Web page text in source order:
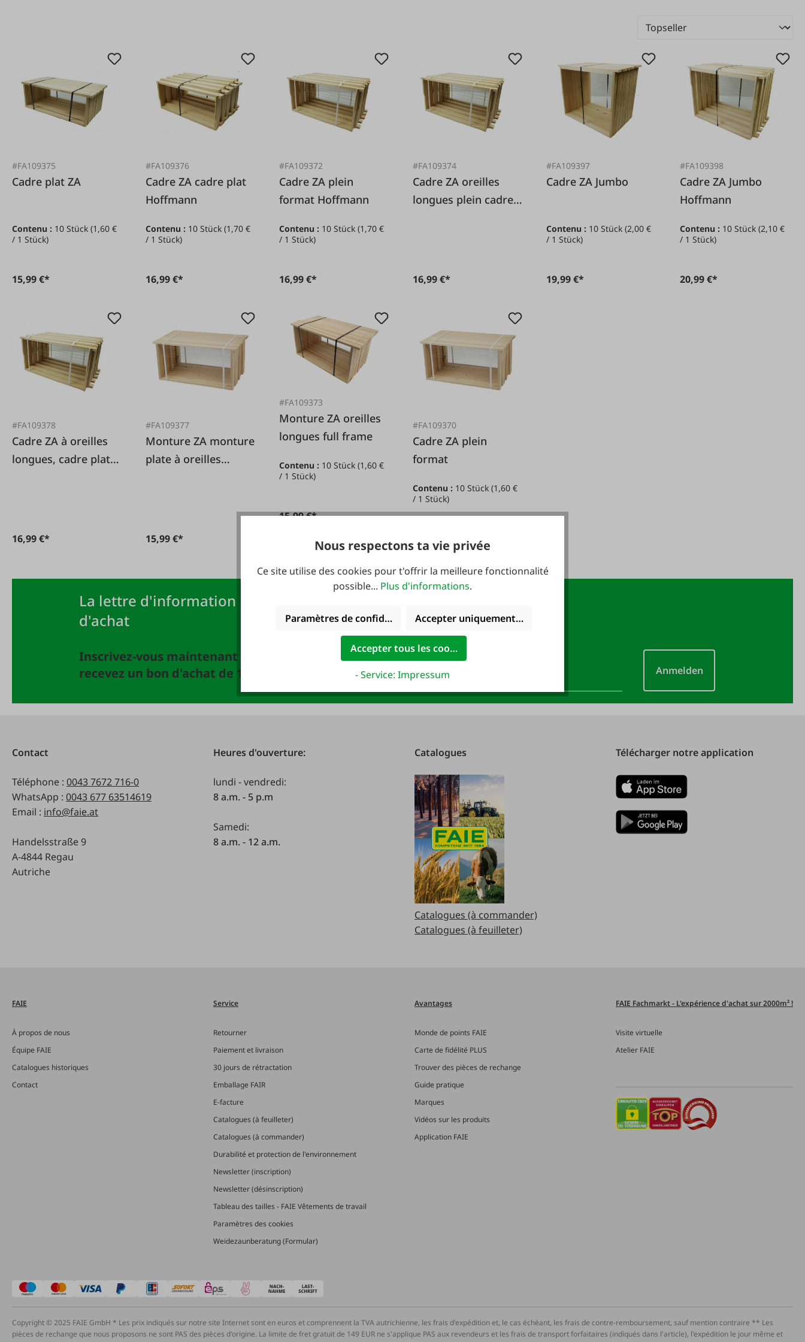
#FA109375
Cadre plat ZA
Contenu : 10 Stück (1,60 €
/ 1 Stück)
15,99 €*
#FA109376
Cadre ZA cadre plat
Hoffmann
Contenu : 10 Stück(1,70 €
/ 1 Stück)
16,99 €*
#FA109372
Cadre ZA plein
format Hoffmann
Contenu : 10 Stück(1,70 €
/ 1 Stück)
16,99 €*
#FA109374
Cadre ZA oreilles
longues plein cadre,
16,99 €*
#FA109397
Cadre ZA Jumbo
Contenu : 10 Stück(2,00 €
/ 1 Stück)
19,99 €*
#FA109398
Cadre ZA Jumbo
Hoffmann
Contenu : 10 Stück(2,10 €
/ 1 Stück)
20,99 €*
#FA109378
Cadre ZA à oreilles
longues, cadre plat,
16,99 €*
#FA109377
Monture ZA monture
plate à oreilles
15,99 €*
#FA109373
Monture ZA oreilles
longues full frame
Contenu : 10 Stück(1,60 €
/ 1 Stück)
15,99 €*
#FA109370
Cadre ZA plein
format
Contenu : 10 Stück(1,60 €
/ 1 Stück)
15,99 €*
La lettre d'information FAIE : 10 € de bon
d'achat
Inscrivez-vous maintenant à la newsletter FAIE et
recevez un bon d'achat de 10 EUR !
Adresse e-mail
Anmelden
Contact
Téléphone : 0043 7672 716-0
WhatsApp : 0043 677 63514619
Email : info@faie.at
Handelsstraße 9
A-4844 Regau
Autriche
Heures d'ouverture:
lundi - vendredi:
8 a.m. - 5 p.m
Samedi:
8 a.m. - 12 a.m.
Catalogues
Catalogues (à commander)
Catalogues (à feuilleter)
Télécharger notre application
FAIE
À propos de nous
Équipe FAIE
Catalogues historiques
Contact
Service
Retourner
Paiement et livraison
30 jours de rétractation
Emballage FAIR
E-facture
Catalogues (à feuilleter)
Catalogues (à commander)
Durabilité et protection de l'environnement
Newsletter (inscription)
Newsletter (désinscription)
Tableau des tailles - FAIE Vêtements de travail
Paramètres des cookies
Weidezaunberatung (Formular)
Avantages
Monde de points FAIE
Carte de fidélité PLUS
Trouver des pièces de rechange
Guide pratique
Marques
Vidéos sur les produits
Application FAIE
FAIE Fachmarkt - L'expérience d'achat sur 2000m² !
Visite virtuelle
Atelier FAIE
Copyright © 2025 FAIE GmbH * Les prix indiqués sur notre site Internet sont en euros et comprennent la TVA autrichienne, les frais d'expédition et, le cas échéant, les frais de contre-remboursement, sauf mention contraire ** Les
pièces de rechange que nous proposons ne sont PAS des pièces d'origine. La limite de fret gratuit de 149 EUR ne s'applique PAS aux revendeurs et les frais de transport forfaitaires (indiqués dans l'article), l'expédition le jour même et
Nous respectons ta vie privée
Ce site utilise des cookies pour t'offrir la meilleure fonctionnalité
possible... Plus d'informations.
Paramètres de confidentialitéAccepter uniquement les cookies fonctionnels
Accepter tous les cookies
- Service: Impressum